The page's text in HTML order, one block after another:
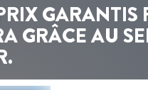
GRÂCE AU